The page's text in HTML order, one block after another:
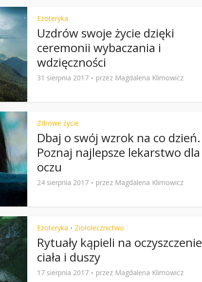
Ezoteryka
Uzdrów swoje życie dzięki
ceremonii wybaczania i
wdzięczności
31 sierpnia 2017 przez Magdalena Klimowicz
Zdrowe życie
Dbaj o swój wzrok na co dzień.
Poznaj najlepsze lekarstwo dla
oczu
24 sierpnia 2017 przez Magdalena Klimowicz
Ezoteryka • Ziołolecznictwo
Rytuały kąpieli na oczyszczenie
ciała i duszy
17 sierpnia 2017 przez Magdalena Klimowicz